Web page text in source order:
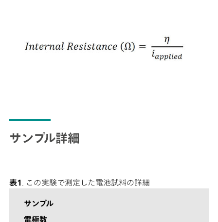
サンプル詳細
表1 . この実験で測定した電池試料の詳細
サンプル
電極数